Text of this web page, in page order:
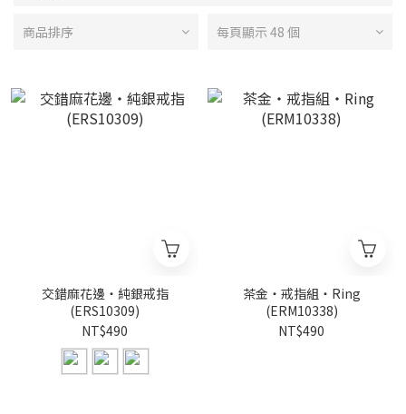
商品排序 每頁顯示 48 個
交錯麻花邊・純銀戒指
(ERS10309)
NT$490
茶金・戒指組・Ring
(ERM10338)
NT$490